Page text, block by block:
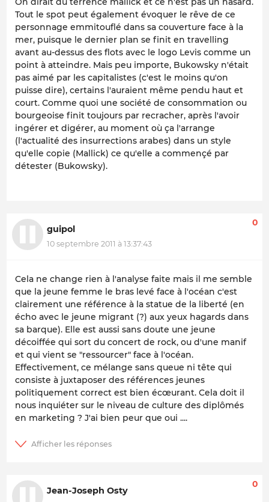
Tout le spot peut également évoquer le rêve de ce
personnage emmitouflé dans sa couverture face à la
mer, puisque le dernier plan se finit en travelling
avant au-dessus des flots avec le logo Levis comme un
point à atteindre. Mais peu importe, Bukowsky n'était
pas aimé par les capitalistes (c'est le moins qu'on
puisse dire), certains l'auraient même pendu haut et
court. Comme quoi une société de consommation ou
bourgeoise finit toujours par recracher, après l'avoir
ingérer et digérer, au moment où ça l'arrange
(l'actualité des insurrections arabes) dans un style
qu'elle copie (Mallick) ce qu'elle a commençé par
détester (Bukowsky).
guipol
10 septembre 2011 à 13:37:43
0
Cela ne change rien à l'analyse faite mais il me semble
que la jeune femme le bras levé face à l'océan c'est
clairement une référence à la statue de la liberté (en
écho avec le jeune migrant (?) aux yeux hagards dans
sa barque). Elle est aussi sans doute une jeune
décoiffée qui sort du concert de rock, ou d'une manif
et qui vient se "ressourcer" face à l'océan.
Effectivement, ce mélange sans queue ni tête qui
consiste à juxtaposer des références jeunes
politiquement correct est bien écœurant. Cela doit il
nous inquiéter sur le niveau de culture des diplômés
en marketing ? J'ai bien peur que oui ....
Jean-Joseph Osty
0